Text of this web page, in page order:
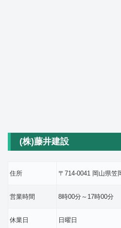
(株)藤井建設
住所 〒714-0041 岡山県
営業時間 8時00分～17時00分
休業日 日曜日